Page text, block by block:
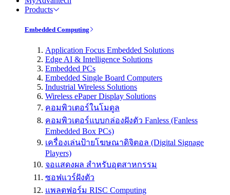
Products
Embedded Computing
Application Focus Embedded Solutions
Edge AI & Intelligence Solutions
Embedded PCs
Embedded Single Board Computers
Industrial Wireless Solutions
Wireless ePaper Display Solutions
คอมพิวเตอร์ในโมดูล
คอมพิวเตอร์แบบกล่องฝังตัว Fanless (Fanless
Embedded Box PCs)
เครื่องเล่นป้ายโฆษณาดิจิตอล (Digital Signage
Players)
จอแสดงผล สำหรับอุตสาหกรรม
ซอฟแวร์ฝังตัว
แพลตฟอร์ม RISC Computing